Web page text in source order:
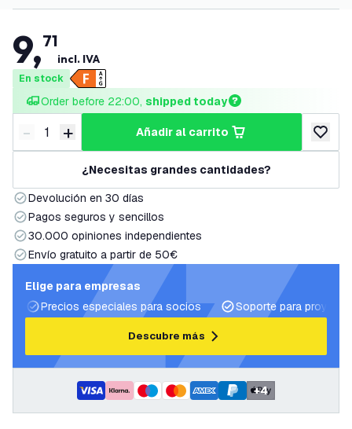
9,71
incl. IVA
En stock
Order before 22:00, shipped today
Disminuir cantidad
- Aumentar cantidad
+ añadir al carrito
añadir
¿Necesitas grandes cantidades?
Devolución en 30 días
Pagos seguros y sencillos
30.000 opiniones independientes
Envío gratuito a partir de 50€
Elige para empresas
Precios especiales para socios
Soporte para
Descubre más
+4